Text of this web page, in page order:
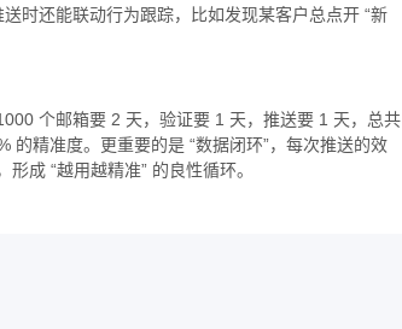
时还能联动行为跟踪，比如发现某客户总点开 “新
个邮箱要 2 天，验证要 1 天，推送要 1 天，总共
精准度。更重要的是 “数据闭环”，每次推送的效
成 “越用越精准” 的良性循环。